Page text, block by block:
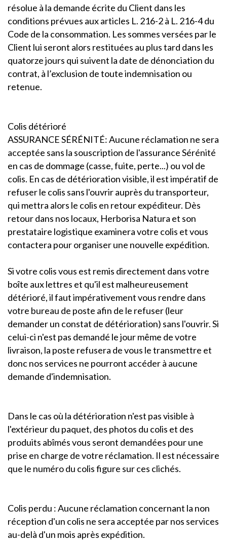
résolue à la demande écrite du Client dans les
conditions prévues aux articles L. 216-2 à L. 216-4 du
Code de la consommation. Les sommes versées par le
Client lui seront alors restituées au plus tard dans les
quatorze jours qui suivent la date de dénonciation du
contrat, à l’exclusion de toute indemnisation ou
retenue.
Colis détérioré
ASSURANCE SÉRÉNITÉ: Aucune réclamation ne sera
acceptée sans la souscription de l'assurance Sérénité
en cas de dommage (casse, fuite, perte...) ou vol de
colis. En cas de détérioration visible, il est impératif de
refuser le colis sans l'ouvrir auprès du transporteur,
qui mettra alors le colis en retour expéditeur. Dès
retour dans nos locaux, Herborisa Natura et son
prestataire logistique examinera votre colis et vous
contactera pour organiser une nouvelle expédition.
Si votre colis vous est remis directement dans votre
boîte aux lettres et qu'il est malheureusement
détérioré, il faut impérativement vous rendre dans
votre bureau de poste afin de le refuser (leur
demander un constat de détérioration) sans l'ouvrir. Si
celui-ci n'est pas demandé le jour même de votre
livraison, la poste refusera de vous le transmettre et
donc nos services ne pourront accéder à aucune
demande d'indemnisation.
Dans le cas où la détérioration n'est pas visible à
l'extérieur du paquet, des photos du colis et des
produits abîmés vous seront demandées pour une
prise en charge de votre réclamation. Il est nécessaire
que le numéro du colis figure sur ces clichés.
Colis perdu : Aucune réclamation concernant la non
réception d'un colis ne sera acceptée par nos services
au-delà d'un mois après expédition.